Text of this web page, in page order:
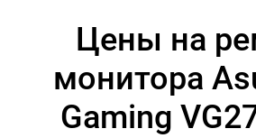
Цены на
монитора
Gaming